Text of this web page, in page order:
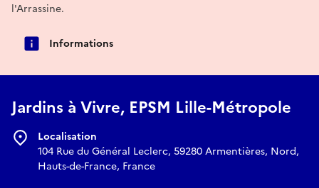
l'Arrassine.
Informations
Jardins à Vivre, EPSM Lille-Métropole
Localisation
104 Rue du Général Leclerc, 59280 Armentières, Nord,
Hauts-de-France, France